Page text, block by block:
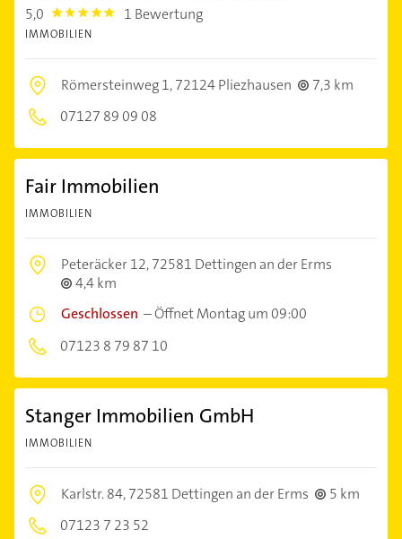
5,0 5.0 1 Bewertung
IMMOBILIEN
Römersteinweg 1,72124 Pliezhausen
7,3 km
07127 89 09 08
Fair Immobilien
IMMOBILIEN
Peteräcker 12,72581 Dettingen an der Erms
4,4 km
Geschlossen –Öffnet Montag um 09:00
07123 8 79 87 10
Stanger Immobilien GmbH
IMMOBILIEN
Karlstr. 84,72581 Dettingen an der Erms
5 km
07123 7 23 52